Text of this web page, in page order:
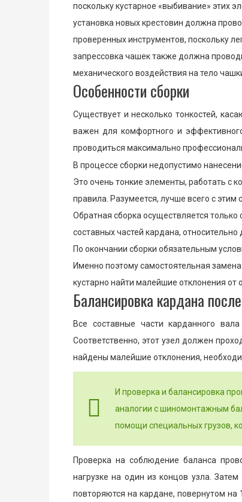
поскольку кустарное «выбивание» этих
установка новых крестовин должна
проверенных инструментов, поскольку
запрессовка чашек также должна
механического воздействия на тело
Особенности сборки
Существует и несколько тонкостей,
важен для комфортного и
проводиться максимально
В процессе сборки недопустимо
Это очень тонкие элементы, работать с
правила. Разумеется, лучше всего с этим
Обратная сборка осуществляется
составных частей кардана, относительно
По окончании сборки обязательным
Именно поэтому самостоятельная
кустарно найти малейшие отклонения от
Балансировка кардана
Все составные части карданного
Соответственно, этот узел должен
найдены малейшие отклонения,
И проверка и балансировка
аналогии с шиномонтажным
помощи специальных грузов,
Проверка на соблюдение баланса
нагрузке на один из концов узла.
повторяются на кардане, повернутом